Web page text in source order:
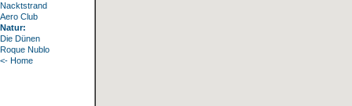
Nacktstrand
Aero Club
Natur:
Die Dünen
Roque Nublo
<- Home